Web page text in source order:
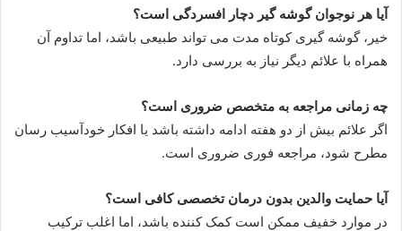
آیا هر نوجوان گوشه گیر دچار افسردگی است؟
خیر، گوشه گیری کوتاه مدت می تواند طبیعی باشد، اما تداوم آن
همراه با علائم دیگر نیاز به بررسی دارد.
چه زمانی مراجعه به متخصص ضروری است؟
اگر علائم بیش از دو هفته ادامه داشته باشد یا افکار خودآسیب رسان
مطرح شود، مراجعه فوری ضروری است.
آیا حمایت والدین بدون درمان تخصصی کافی است؟
در موارد خفیف ممکن است کمک کننده باشد، اما اغلب ترکیب